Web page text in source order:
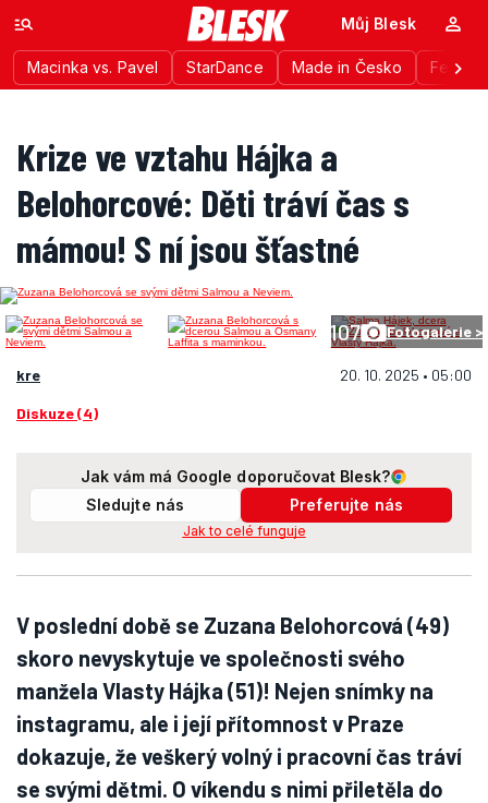
Macinka vs. Pavel StarDance Made in Česko
Můj Blesk
Krize ve vztahu Hájka a
Belohorcové: Děti tráví čas s
mámou! S ní jsou šťastné
107 Fotogalerie >
kre 20. 10. 2025 • 05:00
Diskuze (4)
Jak vám má Google doporučovat Blesk?
Sledujte nás
Preferujte nás
Jak to celé funguje
V poslední době se Zuzana Belohorcová (49)
skoro nevyskytuje ve společnosti svého
manžela Vlasty Hájka (51)! Nejen snímky na
instagramu, ale i její přítomnost v Praze
dokazuje, že veškerý volný i pracovní čas tráví
se svými dětmi. O víkendu s nimi přiletěla do